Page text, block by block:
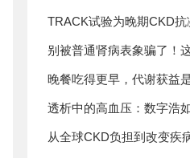
老龄人群强化降压需谨慎
TRACK试验为晚期CKD
别被普通肾病表象骗了！
检查，直击线粒体肾病要
晚餐吃得更早，代谢获益
一项Meta分析给出新答案
透析中的高血压：数字浩
在？
从全球CKD负担到改变疾